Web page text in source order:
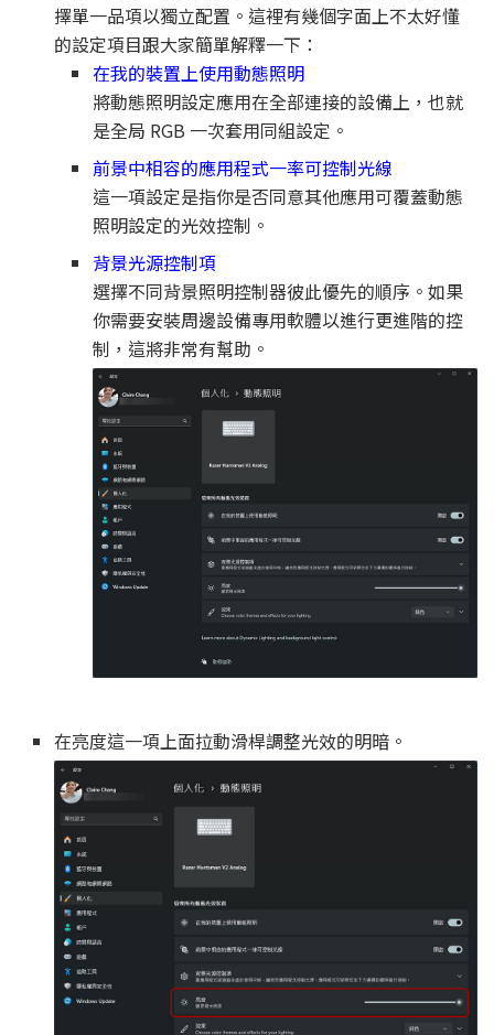
擇單一品項以獨立配置。這裡有幾個字面上不太好懂
的設定項目跟大家簡單解釋一下：
在我的裝置上使用動態照明
將動態照明設定應用在全部連接的設備上，也就
是全局 RGB 一次套用同組設定。
前景中相容的應用程式一率可控制光線
這一項設定是指你是否同意其他應用可覆蓋動態
照明設定的光效控制。
背景光源控制項
選擇不同背景照明控制器彼此優先的順序。如果
你需要安裝周邊設備專用軟體以進行更進階的控
制，這將非常有幫助。
在亮度這一項上面拉動滑桿調整光效的明暗。